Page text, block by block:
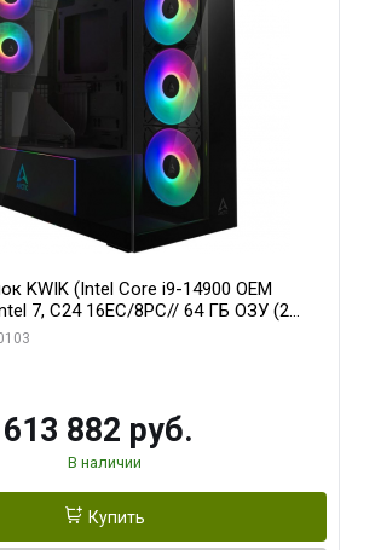
KWIK (Intel Core i9-14900 OEM
7, C24 16EC/8PC// 64 ГБ ОЗУ (2
24GB GDDR6X 384-Bit 3xDP
613 882 руб.
В наличии
Купить